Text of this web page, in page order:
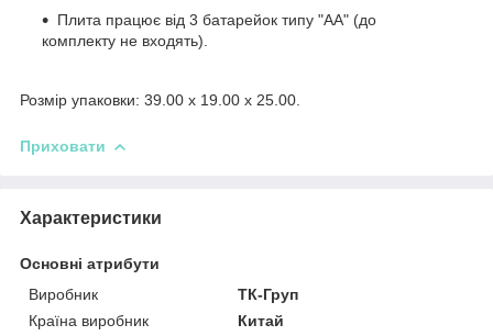
Плита працює від 3 батарейок типу "АА" (до
комплекту не входять).
Розмір упаковки: 39.00 x 19.00 x 25.00.
Приховати
Характеристики
Основні атрибути
Виробник
ТК-Груп
Країна виробник
Китай